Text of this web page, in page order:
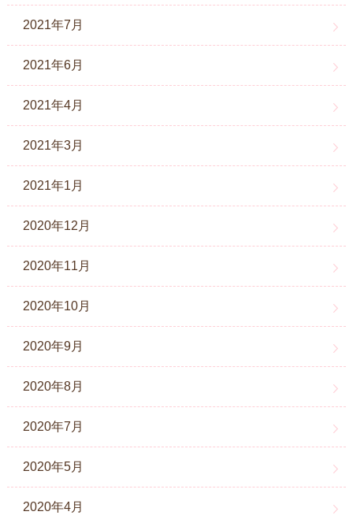
2021年7月
2021年6月
2021年4月
2021年3月
2021年1月
2020年12月
2020年11月
2020年10月
2020年9月
2020年8月
2020年7月
2020年5月
2020年4月